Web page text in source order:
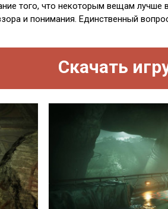
того, что некоторым вещам лучше
и понимания. Единственный
Скачать